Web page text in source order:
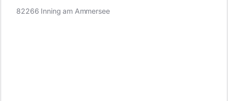
82266 Inning am Ammersee